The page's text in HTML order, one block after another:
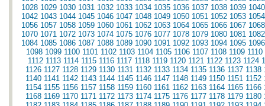
1028 1029 1030 1031 1032 1033 1034 1035 1036 1037 1038 1039 1040
1042 1043 1044 1045 1046 1047 1048 1049 1050 1051 1052 1053 1054
1056 1057 1058 1059 1060 1061 1062 1063 1064 1065 1066 1067 1068
1070 1071 1072 1073 1074 1075 1076 1077 1078 1079 1080 1081 1082
1084 1085 1086 1087 1088 1089 1090 1091 1092 1093 1094 1095 1096
1098 1099 1100 1101 1102 1103 1104 1105 1106 1107 1108 1109 1110
1112 1113 1114 1115 1116 1117 1118 1119 1120 1121 1122 1123 1124
1126 1127 1128 1129 1130 1131 1132 1133 1134 1135 1136 1137 1138
1140 1141 1142 1143 1144 1145 1146 1147 1148 1149 1150 1151 1152
1154 1155 1156 1157 1158 1159 1160 1161 1162 1163 1164 1165 1166
1168 1169 1170 1171 1172 1173 1174 1175 1176 1177 1178 1179 1180